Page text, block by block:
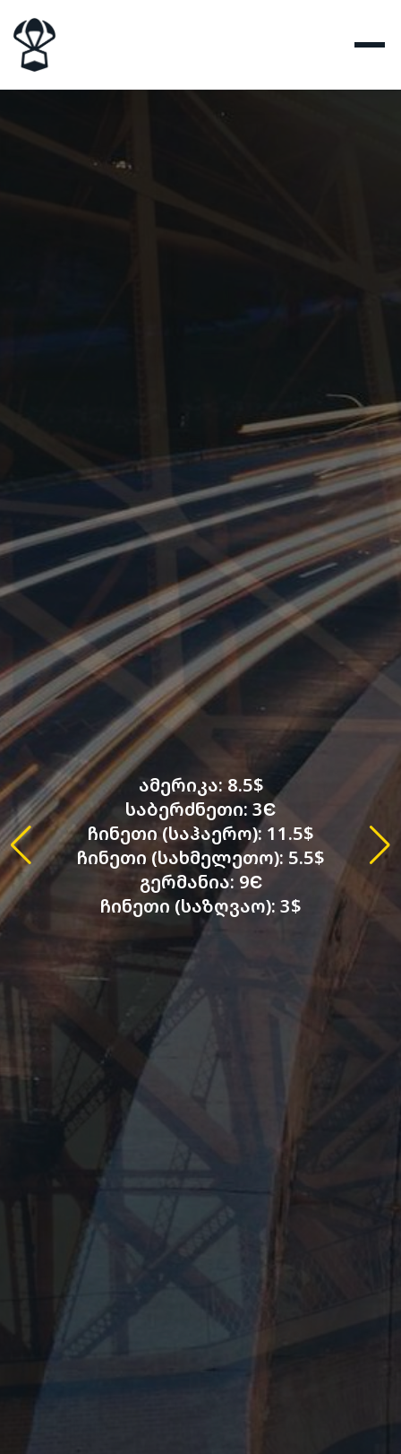
ამერიკა: 8.5$
საბერძნეთი: 3Є
ჩინეთი (საჰაერო): 11.5$
ჩინეთი (სახმელეთო): 5.5$
გერმანია: 9Є
ჩინეთი (საზღვაო): 3$